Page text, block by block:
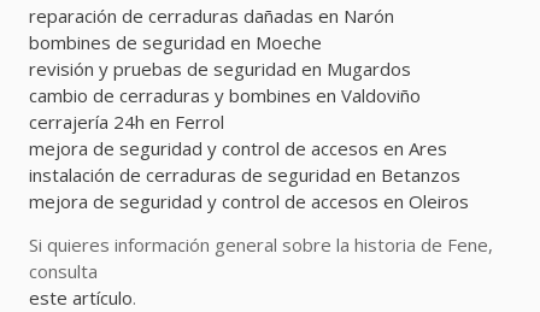
reparación de cerraduras dañadas en Narón
bombines de seguridad en Moeche
revisión y pruebas de seguridad en Mugardos
cambio de cerraduras y bombines en Valdoviño
cerrajería 24h en Ferrol
mejora de seguridad y control de accesos en Ares
instalación de cerraduras de seguridad en Betanzos
mejora de seguridad y control de accesos en Oleiros
Si quieres información general sobre la historia de Fene,
consulta
este artículo.